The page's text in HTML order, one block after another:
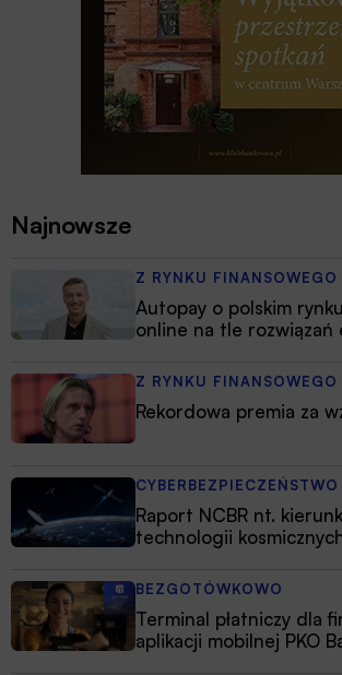
Najnowsze
Z RYNKU FINANSOWEGO
Autopay o polskim
online na tle rozwiązań
Z RYNKU FINANSOWEGO
Rekordowa premia za
CYBERBEZPIECZEŃSTWO
Raport NCBR nt.
technologii
BEZGOTÓWKOWO
Terminal płatniczy dla
aplikacji mobilnej PKO